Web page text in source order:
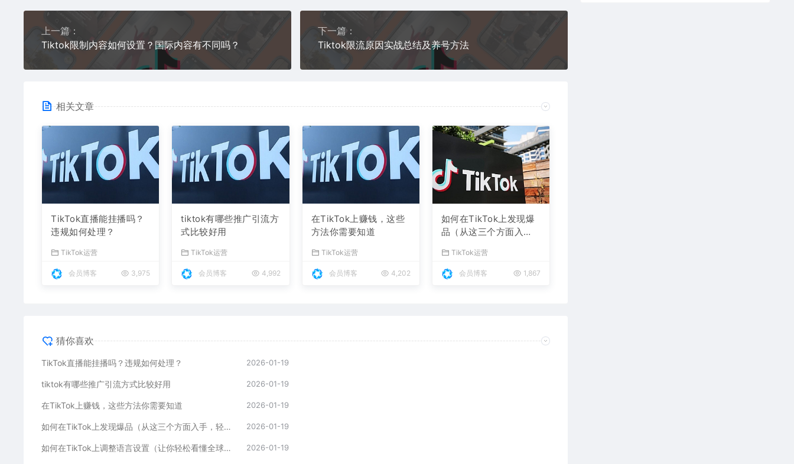
上一篇：
Tiktok限制内容如何设置？国际内容有不同吗？
下一篇：
Tiktok限流原因实战总结及养号方法
相关文章
TikTok直播能挂播吗？
违规如何处理？
TikTok运营
会员博客 3,975
tiktok有哪些推广引流方
式比较好用
TikTok运营
会员博客 4,992
在TikTok上赚钱，这些
方法你需要知道
TikTok运营
会员博客 4,202
如何在TikTok上发现爆
品（从这三个方面入
TikTok运营
会员博客 1,867
猜你喜欢
TikTok直播能挂播吗？违规如何处理？ 2026-01-19
tiktok有哪些推广引流方式比较好用 2026-01-19
在TikTok上赚钱，这些方法你需要知道 2026-01-19
如何在TikTok上发现爆品（从这三个方面入手，轻松掌握） 2026-01-19
如何在TikTok上调整语言设置（让你轻松看懂全球内容） 2026-01-19